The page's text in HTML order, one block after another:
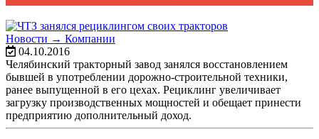
Новости → Компании
04.10.2016
Челябинский тракторный завод занялся восстановлением
бывшей в употреблении дорожно-строительной техники,
ранее выпущенной в его цехах. Рециклинг увеличивает
загрузку производственных мощностей и обещает принести
предприятию дополнительный доход.